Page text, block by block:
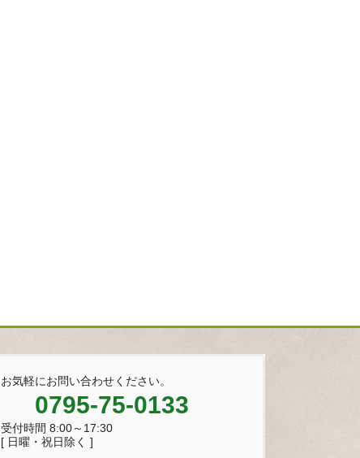
お気軽にお問い合わせください。
0795-75-0133
受付時間 8:00～17:30
[ 日曜・祝日除く ]